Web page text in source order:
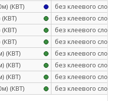
(КВТ) без клеевого слоя
без клеевого слоя
без клеевого слоя
без клеевого слоя
(КВТ) без клеевого слоя
(КВТ) без клеевого слоя
(КВТ) без клеевого слоя
(КВТ) без клеевого слоя